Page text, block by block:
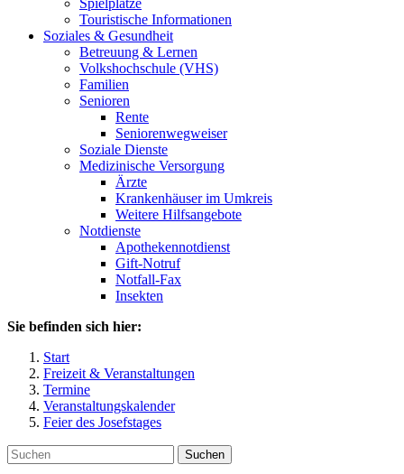
Spielplätze
Touristische Informationen
Soziales & Gesundheit
Betreuung & Lernen
Volkshochschule (VHS)
Familien
Senioren
Rente
Seniorenwegweiser
Soziale Dienste
Medizinische Versorgung
Ärzte
Krankenhäuser im Umkreis
Weitere Hilfsangebote
Notdienste
Apothekennotdienst
Gift-Notruf
Notfall-Fax
Insekten
Sie befinden sich hier:
Start
Freizeit & Veranstaltungen
Termine
Veranstaltungskalender
Feier des Josefstages
Suchen